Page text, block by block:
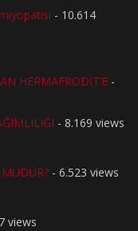
- 10.614
HERMAFRODİT’E -
- 8.169 views
- 6.523 views
views